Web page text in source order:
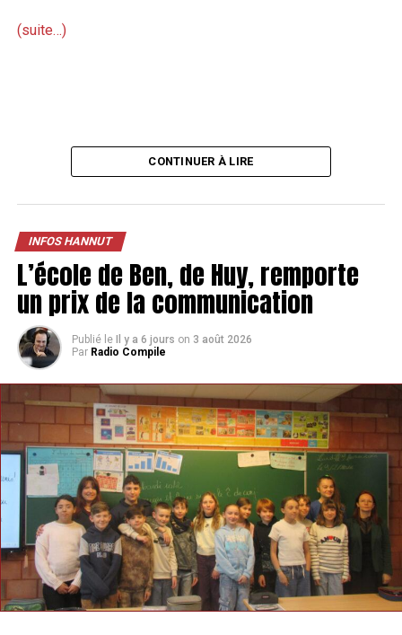
(suite…)
CONTINUER À LIRE
INFOS HANNUT
L’école de Ben, de Huy, remporte
un prix de la communication
Publié le Il y a 6 jours on 3 août 2026
Par Radio Compile